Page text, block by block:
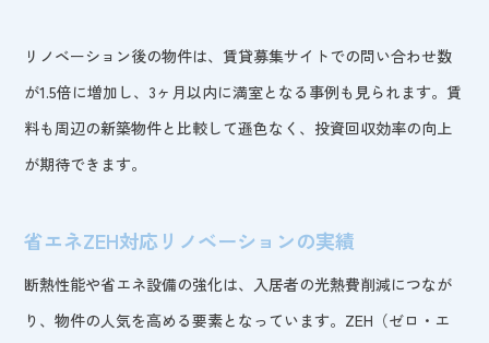
リノベーション後の物件は、賃貸募集サイトでの問い合わせ数
が1.5倍に増加し、3ヶ月以内に満室となる事例も見られます。賃
料も周辺の新築物件と比較して遜色なく、投資回収効率の向上
が期待できます。
省エネZEH対応リノベーションの実績
断熱性能や省エネ設備の強化は、入居者の光熱費削減につなが
り、物件の人気を高める要素となっています。ZEH（ゼロ・エ